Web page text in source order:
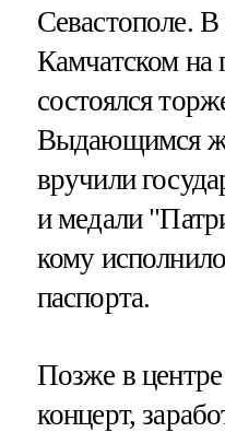
Севастополе.
Камчатском на
состоялся
Выдающимся
вручили
и медали
кому
паспорта.
Позже в центре
концерт,